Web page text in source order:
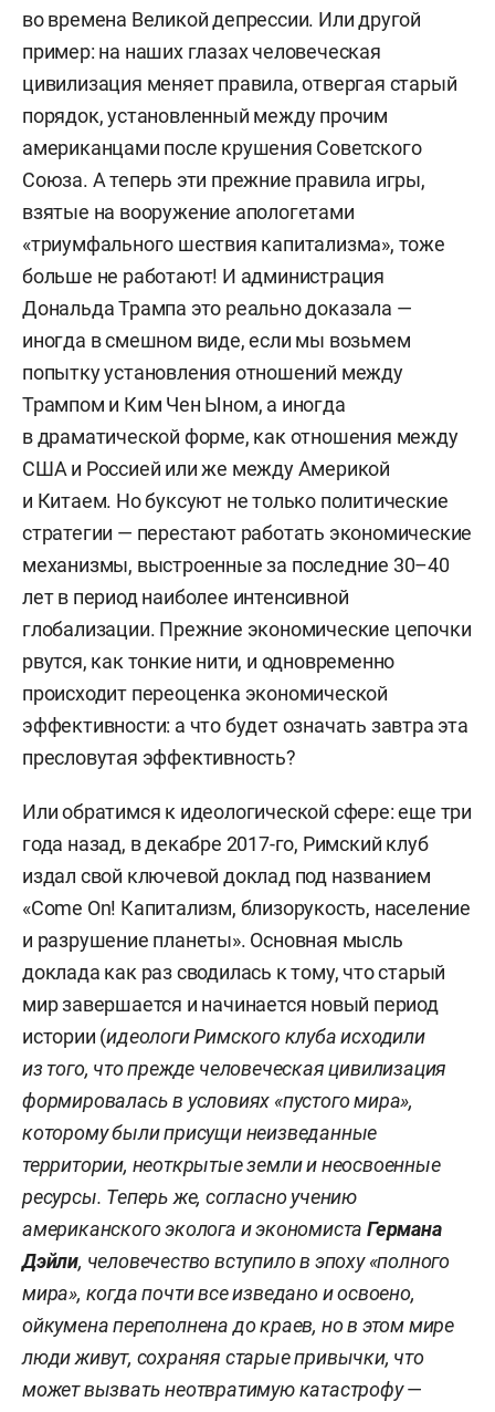
во времена Великой депрессии. Или другой
пример: на наших глазах человеческая
цивилизация меняет правила, отвергая старый
порядок, установленный между прочим
американцами после крушения Советского
Союза. А теперь эти прежние правила игры,
взятые на вооружение апологетами
«триумфального шествия капитализма», тоже
больше не работают! И администрация
Дональда Трампа это реально доказала —
иногда в смешном виде, если мы возьмем
попытку установления отношений между
Трампом и Ким Чен Ыном, а иногда
в драматической форме, как отношения между
США и Россией или же между Америкой
и Китаем. Но буксуют не только политические
стратегии — перестают работать экономические
механизмы, выстроенные за последние 30–40
лет в период наиболее интенсивной
глобализации. Прежние экономические цепочки
рвутся, как тонкие нити, и одновременно
происходит переоценка экономической
эффективности: а что будет означать завтра эта
пресловутая эффективность?
Или обратимся к идеологической сфере: еще три
года назад, в декабре 2017-го, Римский клуб
издал свой ключевой доклад под названием
«Come On! Капитализм, близорукость, население
и разрушение планеты». Основная мысль
доклада как раз сводилась к тому, что старый
мир завершается и начинается новый период
истории (идеологи Римского клуба исходили
из того, что прежде человеческая цивилизация
формировалась в условиях «пустого мира»,
которому были присущи неизведанные
территории, неоткрытые земли и неосвоенные
ресурсы. Теперь же, согласно учению
американского эколога и экономиста Германа
Дэйли, человечество вступило в эпоху «полного
мира», когда почти все изведано и освоено,
ойкумена переполнена до краев, но в этом мире
люди живут, сохраняя старые привычки, что
может вызвать неотвратимую катастрофу—